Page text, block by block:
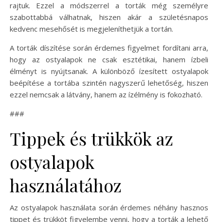
rajtuk. Ezzel a módszerrel a torták még személyre
szabottabbá válhatnak, hiszen akár a születésnapos
kedvenc mesehősét is megjeleníthetjük a tortán.
A torták díszítése során érdemes figyelmet fordítani arra,
hogy az ostyalapok ne csak esztétikai, hanem ízbeli
élményt is nyújtsanak. A különböző ízesített ostyalapok
beépítése a tortába szintén nagyszerű lehetőség, hiszen
ezzel nemcsak a látvány, hanem az ízélmény is fokozható.
###
Tippek és trükkök az
ostyalapok
használatához
Az ostyalapok használata során érdemes néhány hasznos
tippet és trükköt figyelembe venni, hogy a torták a lehető